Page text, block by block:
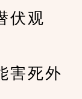
伏观
死外